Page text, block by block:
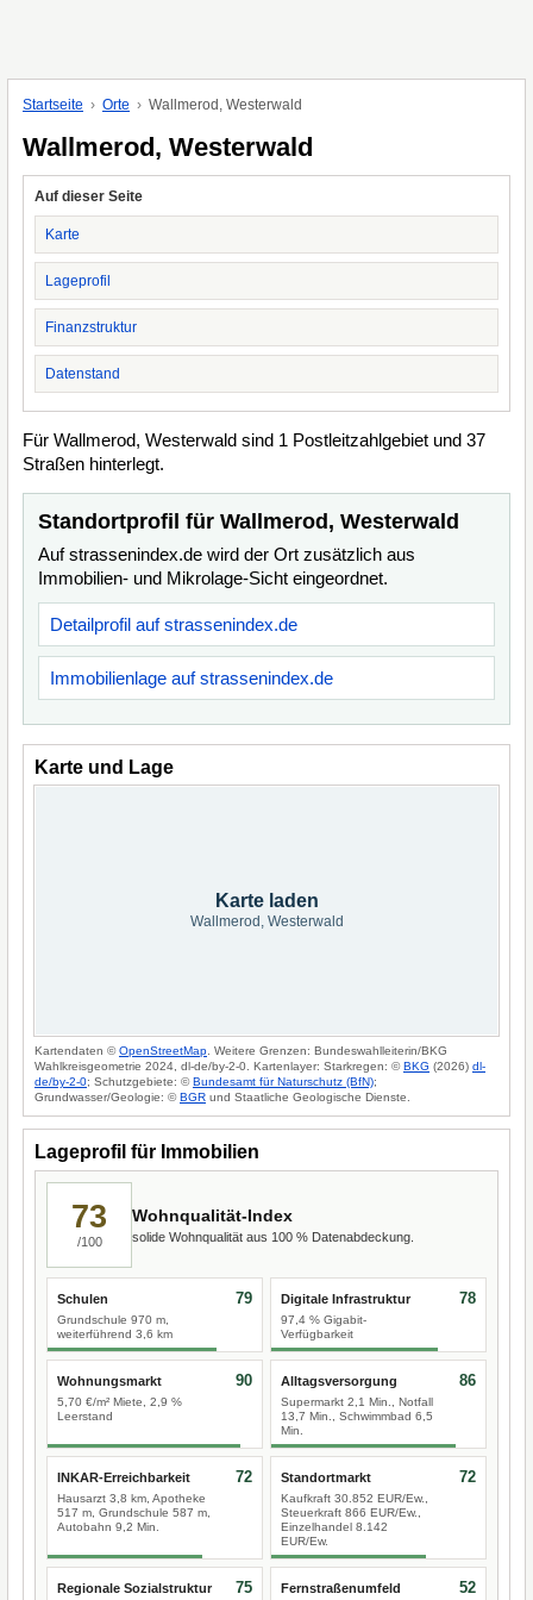
Startseite Orte Wallmerod, Westerwald
Wallmerod, Westerwald
Auf dieser Seite
Karte
Lageprofil
Finanzstruktur
Datenstand
Für Wallmerod, Westerwald sind 1 Postleitzahlgebiet und 37
Straßen hinterlegt.
Standortprofil für Wallmerod, Westerwald
Auf strassenindex.de wird der Ort zusätzlich aus
Immobilien- und Mikrolage-Sicht eingeordnet.
Detailprofil auf strassenindex.de
Immobilienlage auf strassenindex.de
Karte und Lage
Karte laden
Wallmerod, Westerwald
Kartendaten ©OpenStreetMap . Weitere Grenzen: Bundeswahlleiterin/BKG
Wahlkreisgeometrie 2024, dl-de/by-2-0. Kartenlayer: Starkregen: ©BKG (2026) dl-
de/by-2-0; Schutzgebiete: ©Bundesamt für Naturschutz (BfN);
Grundwasser/Geologie: ©BGR und Staatliche Geologische Dienste.
Lageprofil für Immobilien
73
/100
Wohnqualität-Index
solide Wohnqualität aus 100 % Datenabdeckung.
Schulen
Grundschule 970 m,
weiterführend 3,6 km
79 Digitale Infrastruktur
97,4 % Gigabit-
Verfügbarkeit
78
Wohnungsmarkt
5,70 €/m² Miete, 2,9 %
Leerstand
90 Alltagsversorgung
Supermarkt 2,1 Min., Notfall
13,7 Min., Schwimmbad 6,5
Min.
86
INKAR-Erreichbarkeit
Hausarzt 3,8 km, Apotheke
517 m, Grundschule 587 m,
Autobahn 9,2 Min.
72 Standortmarkt
Kaufkraft 30.852 EUR/Ew.,
Steuerkraft 866 EUR/Ew.,
Einzelhandel 8.142
EUR/Ew.
72
Regionale Sozialstruktur 75 Fernstraßenumfeld 52